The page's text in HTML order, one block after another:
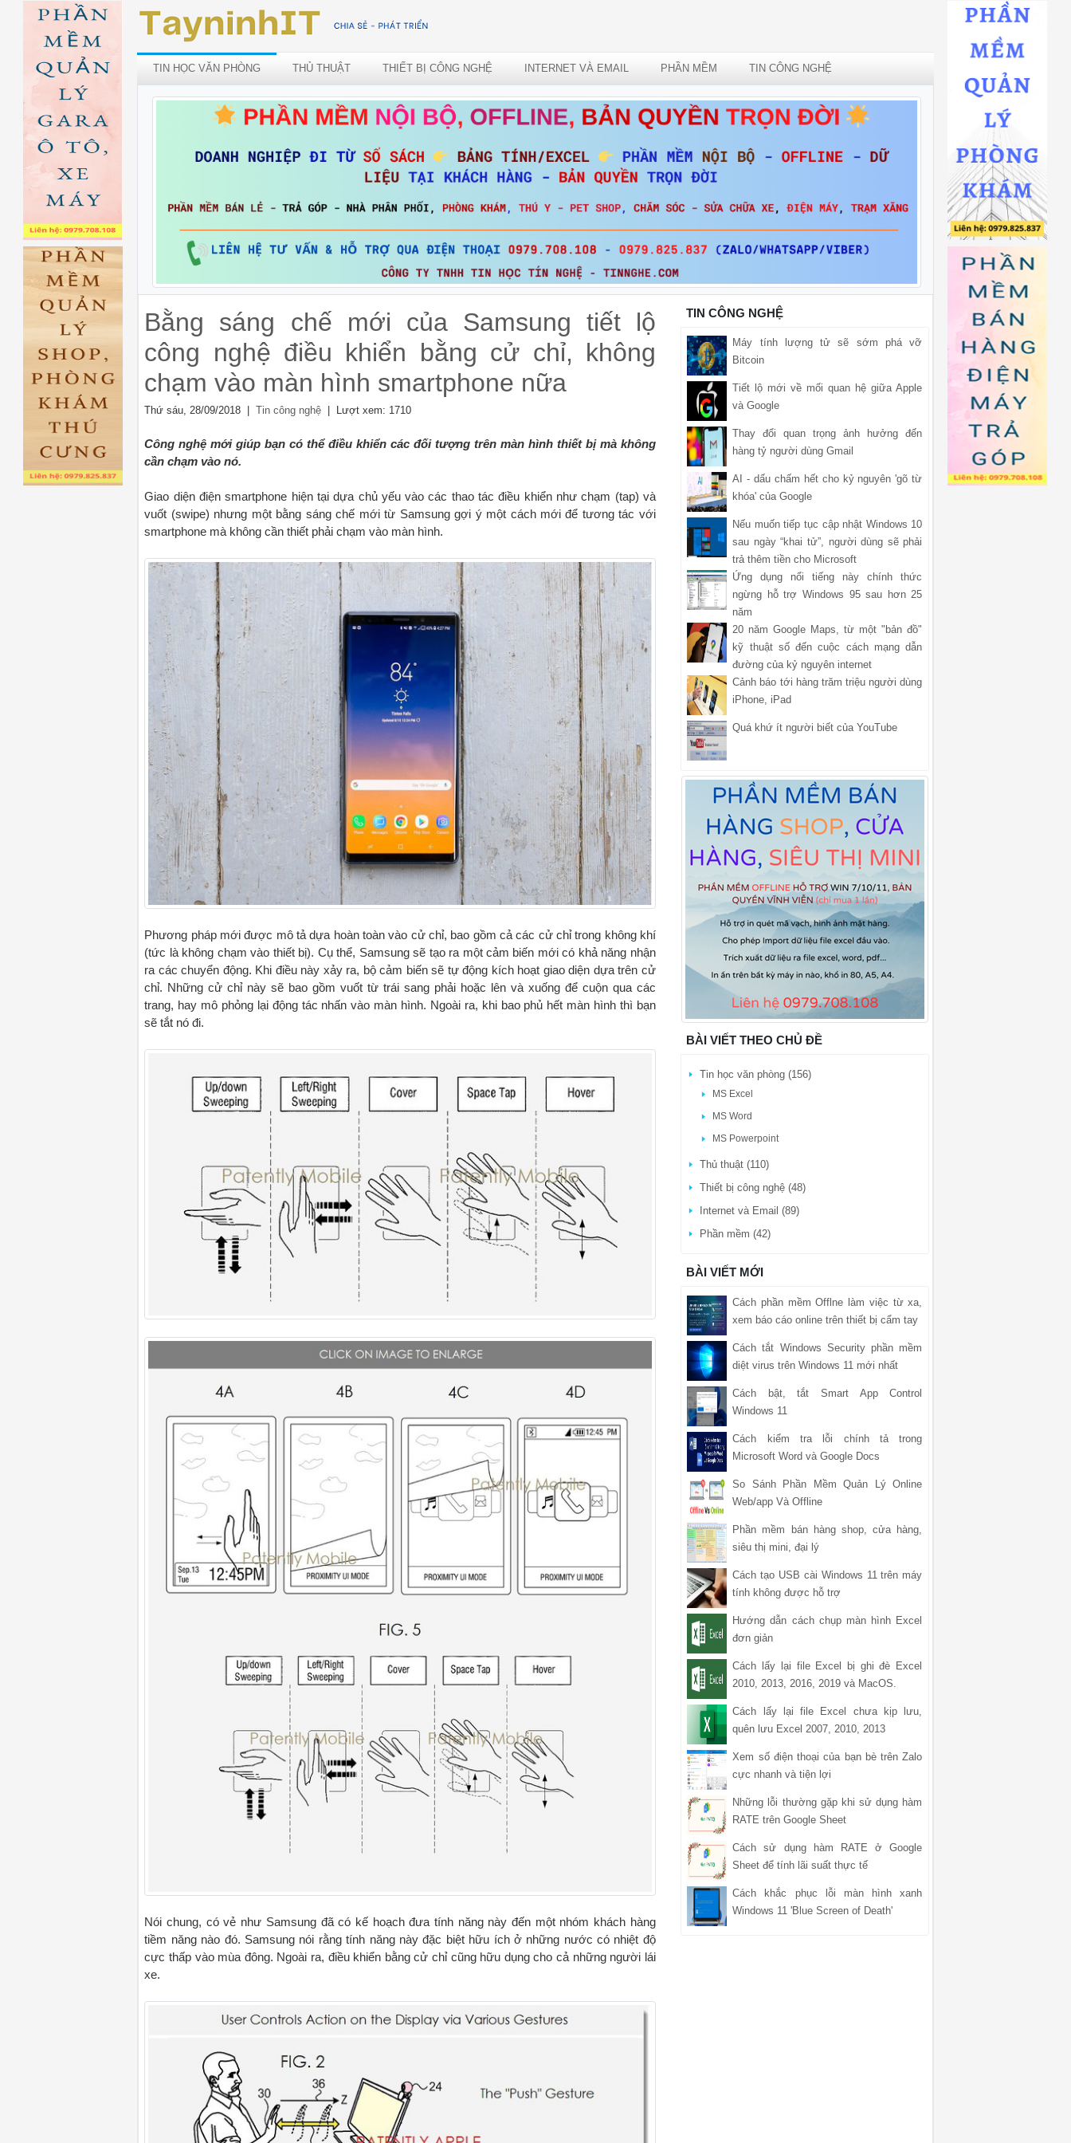
TIN HỌC VĂN PHÒNG THỦ THUẬT THIẾT BỊ CÔNG NGHỆ INTERNET VÀ EMAIL PHẦN MỀM TIN CÔNG NGHỆ
Bằng sáng chế mới của Samsung tiết lộ
công nghệ điều khiển bằng cử chỉ, không
chạm vào màn hình smartphone nữa
Thứ sáu, 28/09/2018 | Tin công nghệ | Lượt xem: 1710
Công nghệ mới giúp bạn có thể điều khiển các đối tượng trên màn hình thiết bị mà không
cần chạm vào nó.
Giao diện điện smartphone hiện tại dựa chủ yếu vào các thao tác điều khiển như chạm (tap) và
vuốt (swipe) nhưng một bằng sáng chế mới từ Samsung gợi ý một cách mới để tương tác với
smartphone mà không cần thiết phải chạm vào màn hình.
Phương pháp mới được mô tả dựa hoàn toàn vào cử chỉ, bao gồm cả các cử chỉ trong không khí
(tức là không chạm vào thiết bị). Cụ thể, Samsung sẽ tạo ra một cảm biến mới có khả năng nhận
ra các chuyển động. Khi điều này xảy ra, bộ cảm biến sẽ tự động kích hoạt giao diện dựa trên cử
chỉ. Những cử chỉ này sẽ bao gồm vuốt từ trái sang phải hoặc lên và xuống để cuộn qua các
trang, hay mô phỏng lại động tác nhấn vào màn hình. Ngoài ra, khi bao phủ hết màn hình thì bạn
sẽ tắt nó đi.
Nói chung, có vẻ như Samsung đã có kế hoạch đưa tính năng này đến một nhóm khách hàng
tiềm năng nào đó. Samsung nói rằng tính năng này đặc biệt hữu ích ở những nước có nhiệt độ
cực thấp vào mùa đông. Ngoài ra, điều khiển bằng cử chỉ cũng hữu dụng cho cả những người lái
xe.
TIN CÔNG NGHỆ
Máy tính lượng tử sẽ sớm phá vỡ
Bitcoin
Tiết lộ mới về mối quan hệ giữa Apple
và Google
Thay đổi quan trọng ảnh hưởng đến
hàng tỷ người dùng Gmail
AI - dấu chấm hết cho kỷ nguyên 'gõ từ
khóa' của Google
Nếu muốn tiếp tục cập nhật Windows 10
sau ngày “khai tử”, người dùng sẽ phải
trả thêm tiền cho Microsoft
Ứng dụng nổi tiếng này chính thức
ngừng hỗ trợ Windows 95 sau hơn 25
năm
20 năm Google Maps, từ một "bản đồ"
kỹ thuật số đến cuộc cách mạng dẫn
đường của kỷ nguyên internet
Cảnh báo tới hàng trăm triệu người dùng
iPhone, iPad
Quá khứ ít người biết của YouTube
BÀI VIẾT THEO CHỦ ĐỀ
Tin học văn phòng (156)
MS Excel
MS Word
MS Powerpoint
Thủ thuật (110)
Thiết bị công nghệ (48)
Internet và Email (89)
Phần mềm (42)
BÀI VIẾT MỚI
Cách phần mềm Offlne làm việc từ xa,
xem báo cáo online trên thiết bị cẩm tay
Cách tắt Windows Security phần mềm
diệt virus trên Windows 11 mới nhất
Cách bật, tắt Smart App Control
Windows 11
Cách kiểm tra lỗi chính tả trong
Microsoft Word và Google Docs
So Sánh Phần Mềm Quản Lý Online
Web/app Và Offline
Phần mềm bán hàng shop, cửa hàng,
siêu thị mini, đại lý
Cách tạo USB cài Windows 11 trên máy
tính không được hỗ trợ
Hướng dẫn cách chụp màn hình Excel
đơn giản
Cách lấy lại file Excel bị ghi đè Excel
2010, 2013, 2016, 2019 và MacOS.
Cách lấy lại file Excel chưa kịp lưu,
quên lưu Excel 2007, 2010, 2013
Xem số điện thoại của bạn bè trên Zalo
cực nhanh và tiện lợi
Những lỗi thường gặp khi sử dụng hàm
RATE trên Google Sheet
Cách sử dụng hàm RATE ở Google
Sheet để tính lãi suất thực tế
Cách khắc phục lỗi màn hình xanh
Windows 11 'Blue Screen of Death'